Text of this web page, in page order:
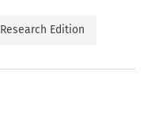
Research Edition